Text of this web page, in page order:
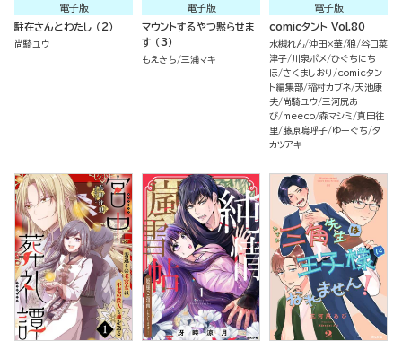
電子版
駐在さんとわたし （2）
尚騎ユウ
電子版
マウントするやつ黙らせま
す （3）
もえきち 三浦マキ
電子版
comicタント Vol.80
水槻れん 沖田×華 狼 谷口菜
津子 川泉ポメ ひぐちにち
ほ さくましおり
comicタン
ト編集部 稲村カブネ 天池康
夫 尚騎ユウ 三河尻あ
び meeco 森マシミ 真田往
里 藤原嗚呼子 ゆーぐち タ
カツアキ